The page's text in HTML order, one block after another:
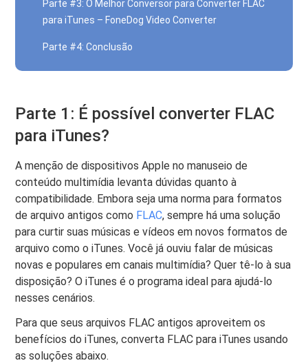
Parte #3: O Melhor Conversor para Converter FLAC
para iTunes – FoneDog Video Converter
Parte #4: Conclusão
Parte 1: É possível converter FLAC
para iTunes?
A menção de dispositivos Apple no manuseio de
conteúdo multimídia levanta dúvidas quanto à
compatibilidade. Embora seja uma norma para formatos
de arquivo antigos como FLAC, sempre há uma solução
para curtir suas músicas e vídeos em novos formatos de
arquivo como o iTunes. Você já ouviu falar de músicas
novas e populares em canais multimídia? Quer tê-lo à sua
disposição? O iTunes é o programa ideal para ajudá-lo
nesses cenários.
Para que seus arquivos FLAC antigos aproveitem os
benefícios do iTunes, converta FLAC para iTunes usando
as soluções abaixo.